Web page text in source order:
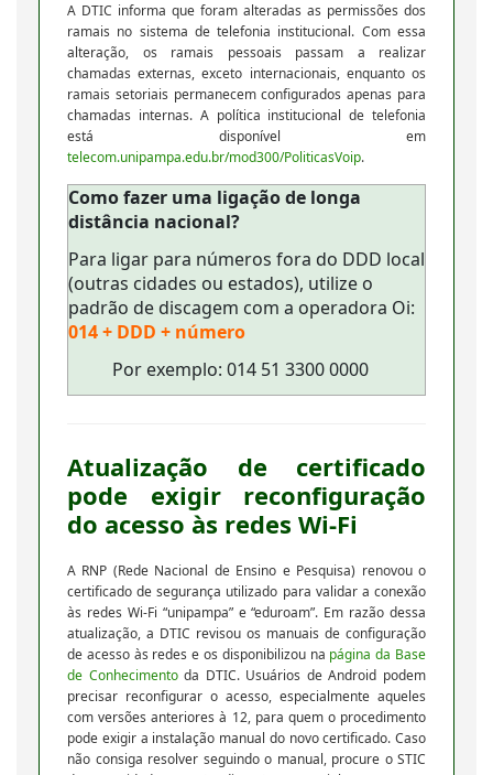
A DTIC informa que foram alteradas as permissões dos
ramais no sistema de telefonia institucional. Com essa
alteração, os ramais pessoais passam a realizar
chamadas externas, exceto internacionais, enquanto os
ramais setoriais permanecem configurados apenas para
chamadas internas. A política institucional de telefonia
está disponível em
telecom.unipampa.edu.br/mod300/PoliticasVoip.
Como fazer uma ligação de longa
distância nacional?
Para ligar para números fora do DDD local
(outras cidades ou estados), utilize o
padrão de discagem com a operadora Oi:
014 + DDD + número
Por exemplo: 014 51 3300 0000
Atualização de certificado
pode exigir reconfiguração
do acesso às redes Wi-Fi
A RNP (Rede Nacional de Ensino e Pesquisa) renovou o
certificado de segurança utilizado para validar a conexão
às redes Wi-Fi “unipampa” e “eduroam”. Em razão dessa
atualização, a DTIC revisou os manuais de configuração
de acesso às redes e os disponibilizou na página da Base
de Conhecimentoda DTIC. Usuários de Android podem
precisar reconfigurar o acesso, especialmente aqueles
com versões anteriores à 12, para quem o procedimento
pode exigir a instalação manual do novo certificado. Caso
não consiga resolver seguindo o manual, procure o STIC